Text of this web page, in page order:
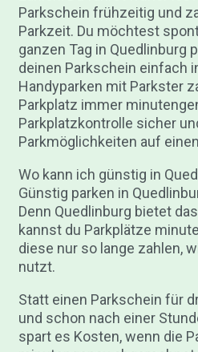
Parkschein frühzeitig und
Parkzeit. Du möchtest
ganzen Tag in Quedlinburg
deinen Parkschein einfach
Handyparken mit Parkster
Parkplatz immer
Parkplatzkontrolle sicher
Parkmöglichkeiten auf
Wo kann ich günstig in
Günstig parken in
Denn Quedlinburg bietet
kannst du Parkplätze
diese nur so lange zahlen,
nutzt.
Statt einen Parkschein für
und schon nach einer
spart es Kosten, wenn die